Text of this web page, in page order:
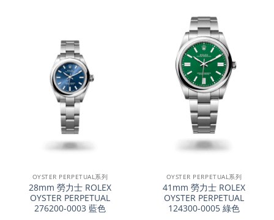
OYSTER PERPETUAL系列
28mm 勞力士 ROLEX
OYSTER PERPETUAL
276200-0003 藍色
OYSTER PERPETUAL系列
41mm 勞力士 ROLEX
OYSTER PERPETUAL
124300-0005 綠色